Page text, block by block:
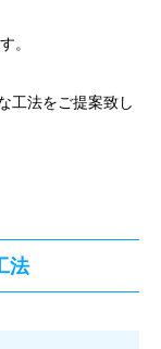
。
工法をご提案致し
法